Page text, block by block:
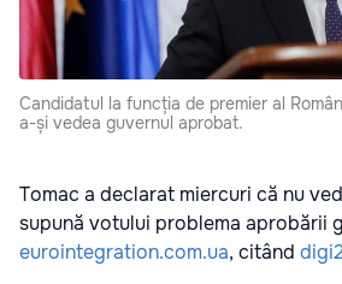
Candidatul la funcția de premier al
a-și vedea guvernul aprobat.
Tomac a declarat miercuri că nu
supună votului problema aprobării
eurointegration.com.ua, citând